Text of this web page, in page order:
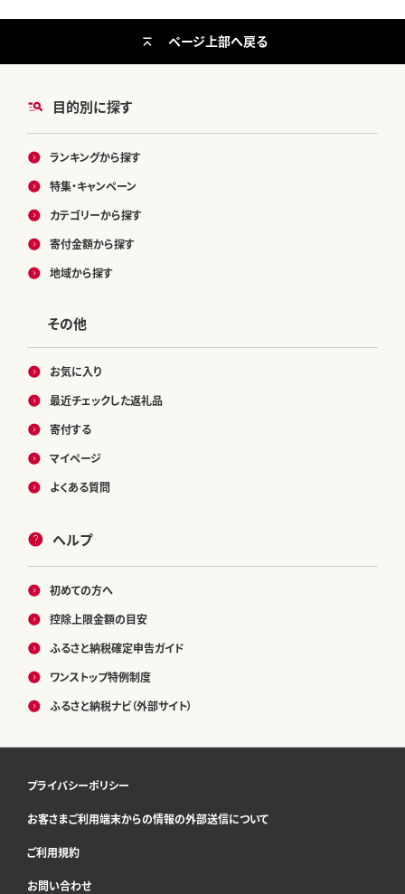
目的別に探す
ランキングから探す
特集・キャンペーン
カテゴリーから探す
寄付金額から探す
地域から探す
その他
お気に入り
最近チェックした返礼品
寄付する
マイページ
よくある質問
ヘルプ
初めての方へ
控除上限金額の目安
ふるさと納税確定申告ガイド
ワンストップ特例制度
ふるさと納税ナビ（外部サイト）
ページ上部へ戻る
プライバシーポリシー
お客さまご利用端末からの情報の外部送信について
ご利用規約
お問い合わせ